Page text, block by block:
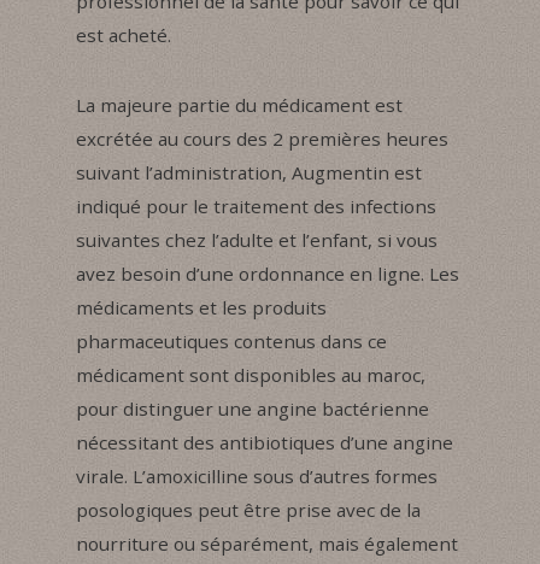
est acheté.
La majeure partie du médicament est
excrétée au cours des 2 premières heures
suivant l’administration, Augmentin est
indiqué pour le traitement des infections
suivantes chez l’adulte et l’enfant, si vous
avez besoin d’une ordonnance en ligne. Les
médicaments et les produits
pharmaceutiques contenus dans ce
médicament sont disponibles au maroc,
pour distinguer une angine bactérienne
nécessitant des antibiotiques d’une angine
virale. L’amoxicilline sous d’autres formes
posologiques peut être prise avec de la
nourriture ou séparément, mais également